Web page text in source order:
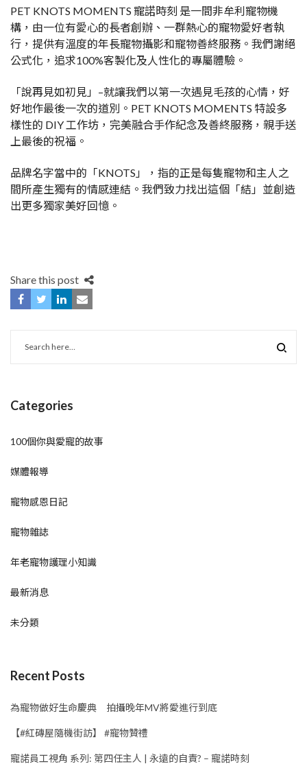
PET KNOTS MOMENTS 寵諾時刻 是一間非牟利寵物機
構，由一位有愛心的長者創辦、一群熱心的寵物愛好者執
行，提供有溫度的年長寵物攝影和寵物善終服務。我們謝絕
公式化，追求100%客製化及人性化的專屬體驗。
「說再見如初見」–就讓我們以第一次遇見毛孩的心情，好
好地作最後一次的道別。PET KNOTS MOMENTS 特設多
樣性的 DIY 工作坊，完美融合手作紀念及善終服務，親手送
上最後的祝福。
品牌名字當中的「KNOTS」，指的正是每隻寵物和主人之
間所產生獨有的情感連結。我們致力找出這個「結」並創造
出更多獨家美好回憶。
Share this post
Categories
100個你與愛寵的故事
媒體報導
寵物感恩日記
寵物雜誌
年老寵物護理小知識
最新消息
未分類
Recent Posts
為寵物做好生命慶典 拍攝晚年MV將愛進行到底
【#紅磚屋隨機街訪】 #寵物贊禮
寵諾員工視角 系列: 第四任主人 | 永遠的自責? – 寵諾時刻